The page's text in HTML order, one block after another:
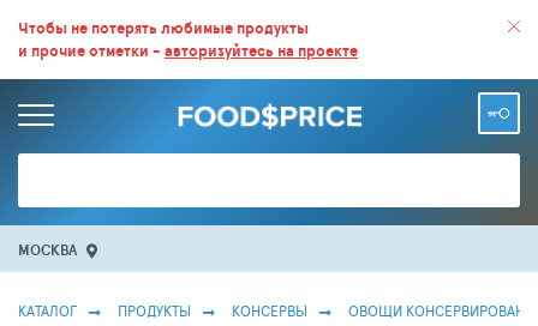
ВСЕ СКИДКИ И ВЫГОДНЫЕ ЦЕНЫ НА ПРОДУКТЫ В МАГАЗИНАХ.
БОЛЬШЕ 100 000 ТОВАРОВ. ЕЖЕДНЕВНОЕ ОБНОВЛЕНИЕ ЦЕН.
Чтобы не потерять любимые продукты
и прочие отметки - авторизуйтесь на проекте
МОСКВА
КАТАЛОГ ПРОДУКТЫ КОНСЕРВЫ ОВОЩИ